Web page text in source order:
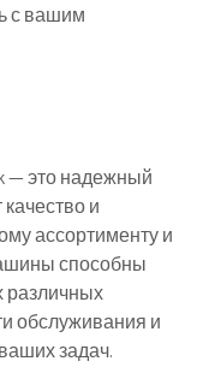
с вашим
— это надежный
и
ассортименту и
способны
различных
обслуживания и
задач.